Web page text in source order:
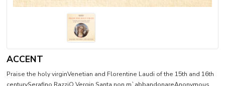
ACCENT
Praise the holy virginVenetian and Florentine Laudi of the 15th and 16th